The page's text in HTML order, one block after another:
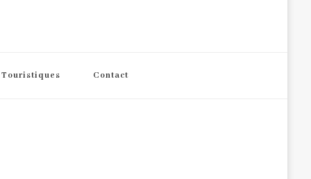
Touristiques Contact